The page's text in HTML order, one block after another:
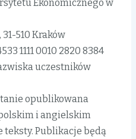
Ekonomicznego w
510 Kraków
1111 0010 2820 8384
uczestników
opublikowana
i angielskim
teksty. Publikacje będą